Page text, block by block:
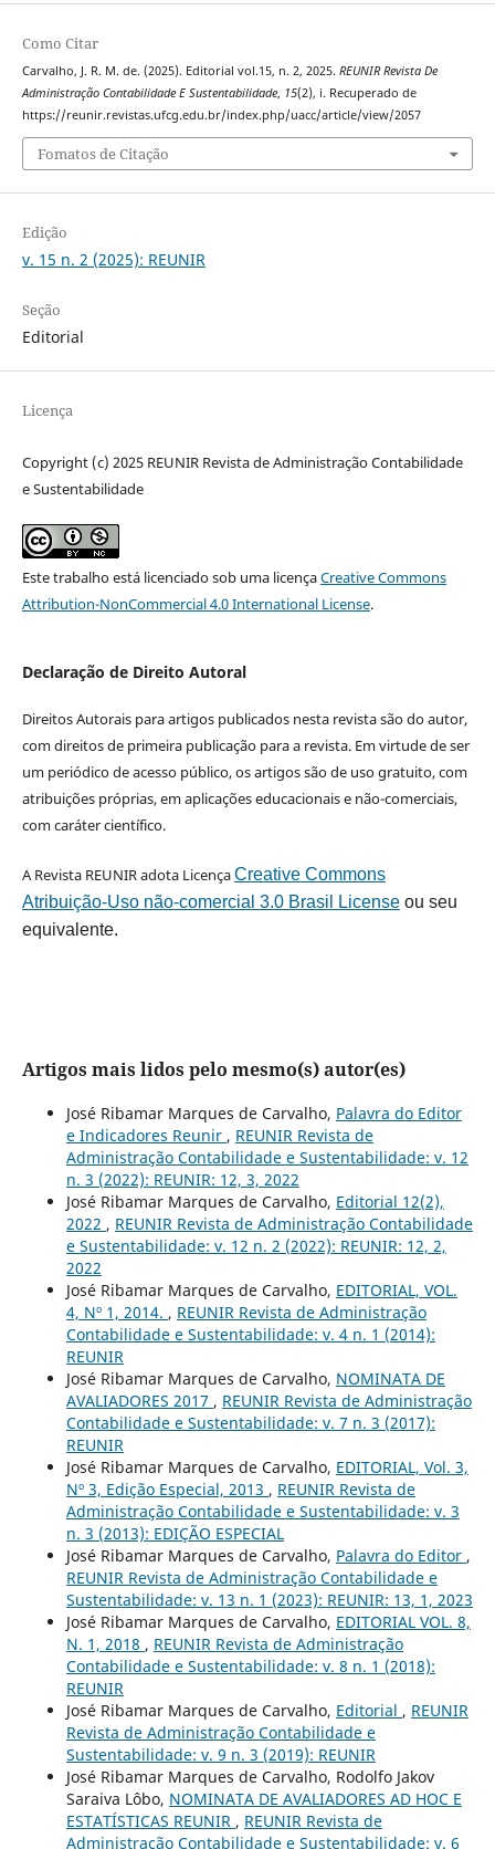
Como Citar
Carvalho, J. R. M. de. (2025). Editorial vol.15, n. 2, 2025. REUNIR Revista De
Administração Contabilidade E Sustentabilidade, 15(2), i. Recuperado de
https://reunir.revistas.ufcg.edu.br/index.php/uacc/article/view/2057
Fomatos de Citação
Edição
v. 15 n. 2 (2025): REUNIR
Seção
Editorial
Licença
Copyright (c) 2025 REUNIR Revista de Administração Contabilidade
e Sustentabilidade
Este trabalho está licenciado sob uma licençaCreative Commons
Attribution-NonCommercial 4.0 International License.
Declaração de Direito Autoral
Direitos Autorais para artigos publicados nesta revista são do autor,
com direitos de primeira publicação para a revista. Em virtude de ser
um periódico de acesso público, os artigos são de uso gratuito, com
atribuições próprias, em aplicações educacionais e não-comerciais,
com caráter científico.
A Revista REUNIR adota LicençaCreative Commons
Atribuição-Uso não-comercial 3.0 Brasil Licenseou seu
equivalente.
Artigos mais lidos pelo mesmo(s) autor(es)
José Ribamar Marques de Carvalho, Palavra do Editor
e Indicadores Reunir , REUNIR Revista de
Administração Contabilidade e Sustentabilidade: v. 12
n. 3 (2022): REUNIR: 12, 3, 2022
José Ribamar Marques de Carvalho, Editorial 12(2),
2022 , REUNIR Revista de Administração Contabilidade
e Sustentabilidade: v. 12 n. 2 (2022): REUNIR: 12, 2,
2022
José Ribamar Marques de Carvalho, EDITORIAL, VOL.
4, Nº 1, 2014. , REUNIR Revista de Administração
Contabilidade e Sustentabilidade: v. 4 n. 1 (2014):
REUNIR
José Ribamar Marques de Carvalho, NOMINATA DE
AVALIADORES 2017 , REUNIR Revista de Administração
Contabilidade e Sustentabilidade: v. 7 n. 3 (2017):
REUNIR
José Ribamar Marques de Carvalho, EDITORIAL, Vol. 3,
Nº 3, Edição Especial, 2013 , REUNIR Revista de
Administração Contabilidade e Sustentabilidade: v. 3
n. 3 (2013): EDIÇÃO ESPECIAL
José Ribamar Marques de Carvalho, Palavra do Editor ,
REUNIR Revista de Administração Contabilidade e
Sustentabilidade: v. 13 n. 1 (2023): REUNIR: 13, 1, 2023
José Ribamar Marques de Carvalho, EDITORIAL VOL. 8,
N. 1, 2018 , REUNIR Revista de Administração
Contabilidade e Sustentabilidade: v. 8 n. 1 (2018):
REUNIR
José Ribamar Marques de Carvalho, Editorial , REUNIR
Revista de Administração Contabilidade e
Sustentabilidade: v. 9 n. 3 (2019): REUNIR
José Ribamar Marques de Carvalho, Rodolfo Jakov
Saraiva Lôbo, NOMINATA DE AVALIADORES AD HOC E
ESTATÍSTICAS REUNIR , REUNIR Revista de
Administração Contabilidade e Sustentabilidade: v. 6